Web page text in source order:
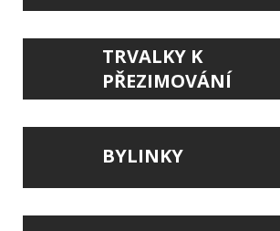
TRVALKY K
PŘEZIMOVÁNÍ
BYLINKY